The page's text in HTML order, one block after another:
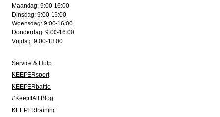
Maandag: 9:00-16:00
Dinsdag: 9:00-16:00
Woensdag: 9:00-16:00
Donderdag: 9:00-16:00
Vrijdag: 9:00-13:00
Service & Hulp
KEEPERsport
KEEPERbattle
#KeepItAll Blog
KEEPERtraining